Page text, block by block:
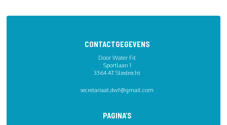
CONTACTGEGEVENS
Door Water Fit
Sportlaan 1
3364 AT Sliedrecht
secretariaat.dwf@gmail.com
PAGINA’S